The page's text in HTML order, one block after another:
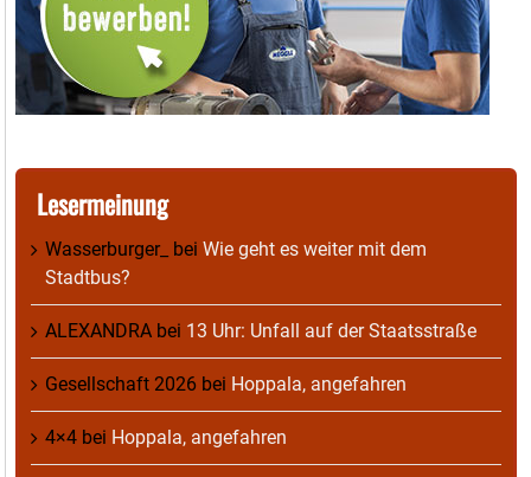
Lesermeinung
Wasserburger_ bei Wie geht es weiter mit dem
Stadtbus?
ALEXANDRA bei 13 Uhr: Unfall auf der Staatsstraße
Gesellschaft 2026 bei Hoppala, angefahren
4×4 bei Hoppala, angefahren